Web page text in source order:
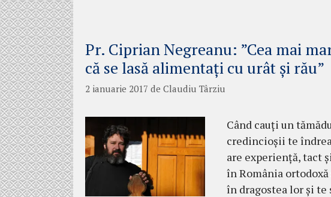
Pr. Ciprian Negreanu: ”Cea mai
că se lasă alimentați cu urât și rău”
2 ianuarie 2017 de Claudiu Târziu
Când cauţi un
credincioşii te
are experienţă, tact
în România
în dragostea lor şi te